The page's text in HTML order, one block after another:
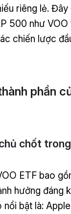
riêng lẻ.
500 như
chiến lược
phần
chốt trong
ETF bao
hưởng đáng
bật là: